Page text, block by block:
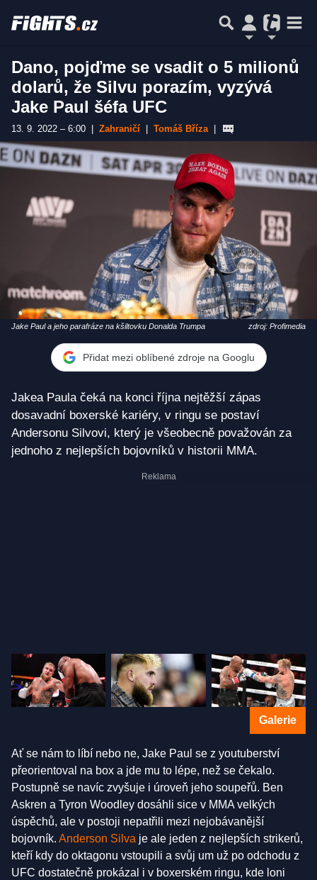
Dano, pojďme se vsadit o 5 milionů
dolarů, že Silvu porazím, vyzývá
Jake Paul šéfa UFC
13. 9. 2022 – 6:00 Zahraničí Tomáš Bříza
Jake Paul a jeho parafráze na kšiltovku Donalda Trumpa zdroj: Profimedia
Přidat mezi oblíbené zdroje na Googlu
Jakea Paula čeká na konci října nejtěžší zápas
dosavadní boxerské kariéry, v ringu se postaví
Andersonu Silvovi, který je všeobecně považován za
jednoho z nejlepších bojovníků v historii MMA.
Galerie
Ať se nám to líbí nebo ne, Jake Paul se z youtuberství
přeorientoval na box a jde mu to lépe, než se čekalo.
Postupně se navíc zvyšuje i úroveň jeho soupeřů. Ben
Askren a Tyron Woodley dosáhli sice v MMA velkých
úspěchů, ale v postoji nepatřili mezi nejobávanější
bojovník. Anderson Silva je ale jeden z nejlepších strikerů,
kteří kdy do oktagonu vstoupili a svůj um už po odchodu z
UFC dostatečně prokázal i v boxerském ringu, kde loni